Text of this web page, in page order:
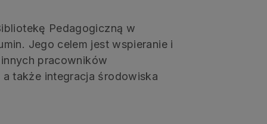
Pedagogiczną w
Jego celem jest wspieranie i
pracowników
także integracja środowiska